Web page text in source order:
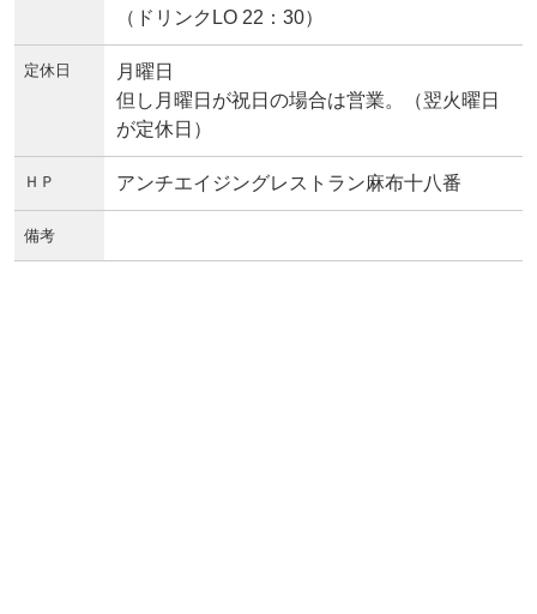
（ドリンクLO 22：30）
定休日
月曜日
但し月曜日が祝日の場合は営業。（翌火曜日
が定休日）
ＨＰ アンチエイジングレストラン麻布十八番
備考